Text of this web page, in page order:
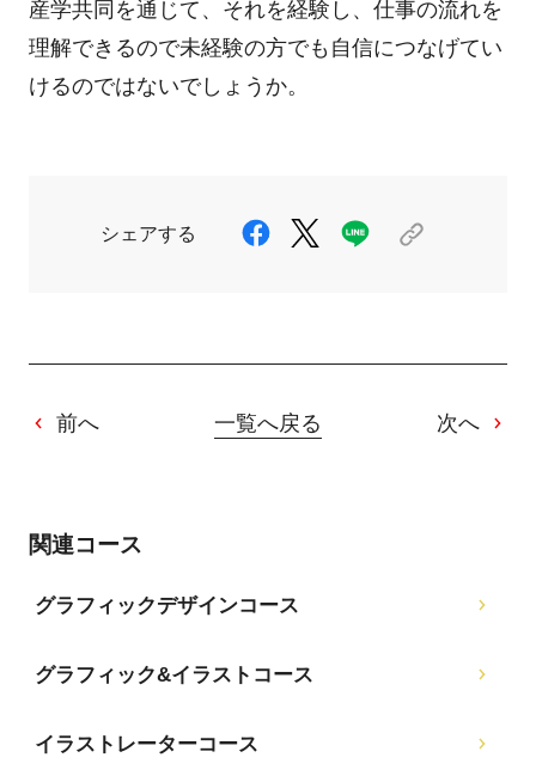
産学共同を通じて、それを経験し、仕事の流れを
理解できるので未経験の方でも自信につなげてい
けるのではないでしょうか。
シェアする
前へ 一覧へ戻る 次へ
関連コース
グラフィックデザインコース
グラフィック&イラストコース
イラストレーターコース